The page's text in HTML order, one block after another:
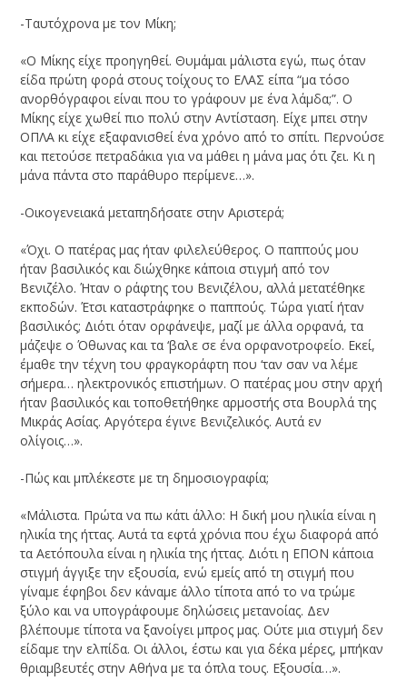
-Ταυτόχρονα με τον Μίκη;
«Ο Μίκης είχε προηγηθεί. Θυμάμαι μάλιστα εγώ, πως όταν
είδα πρώτη φορά στους τοίχους το ΕΛΑΣ είπα “μα τόσο
ανορθόγραφοι είναι που το γράφουν με ένα λάμδα;”. Ο
Μίκης είχε χωθεί πιο πολύ στην Αντίσταση. Είχε μπει στην
ΟΠΛΑ κι είχε εξαφανισθεί ένα χρόνο από το σπίτι. Περνούσε
και πετούσε πετραδάκια για να μάθει η μάνα μας ότι ζει. Κι η
μάνα πάντα στο παράθυρο περίμενε…».
-Οικογενειακά μεταπηδήσατε στην Αριστερά;
«Όχι. Ο πατέρας μας ήταν φιλελεύθερος. Ο παππούς μου
ήταν βασιλικός και διώχθηκε κάποια στιγμή από τον
Βενιζέλο. Ήταν ο ράφτης του Βενιζέλου, αλλά μετατέθηκε
εκποδών. Έτσι καταστράφηκε ο παππούς. Τώρα γιατί ήταν
βασιλικός; Διότι όταν ορφάνεψε, μαζί με άλλα ορφανά, τα
μάζεψε ο Όθωνας και τα ‘βαλε σε ένα ορφανοτροφείο. Εκεί,
έμαθε την τέχνη του φραγκοράφτη που ‘ταν σαν να λέμε
σήμερα… ηλεκτρονικός επιστήμων. Ο πατέρας μου στην αρχή
ήταν βασιλικός και τοποθετήθηκε αρμοστής στα Βουρλά της
Μικράς Ασίας. Αργότερα έγινε Βενιζελικός. Αυτά εν
ολίγοις…».
-Πώς και μπλέκεστε με τη δημοσιογραφία;
«Μάλιστα. Πρώτα να πω κάτι άλλο: Η δική μου ηλικία είναι η
ηλικία της ήττας. Αυτά τα εφτά χρόνια που έχω διαφορά από
τα Αετόπουλα είναι η ηλικία της ήττας. Διότι η ΕΠΟΝ κάποια
στιγμή άγγιξε την εξουσία, ενώ εμείς από τη στιγμή που
γίναμε έφηβοι δεν κάναμε άλλο τίποτα από το να τρώμε
ξύλο και να υπογράφουμε δηλώσεις μετανοίας. Δεν
βλέπουμε τίποτα να ξανοίγει μπρος μας. Ούτε μια στιγμή δεν
είδαμε την ελπίδα. Οι άλλοι, έστω και για δέκα μέρες, μπήκαν
θριαμβευτές στην Αθήνα με τα όπλα τους. Εξουσία…».